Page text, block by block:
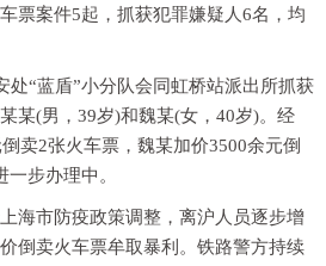
票案件5起，抓获犯罪嫌疑人6名，均
处“蓝盾”小分队会同虹桥站派出所抓获
某(男，39岁)和魏某(女，40岁)。经
卖2张火车票，魏某加价3500余元倒
步办理中。
海市防疫政策调整，离沪人员逐步增
倒卖火车票牟取暴利。铁路警方持续